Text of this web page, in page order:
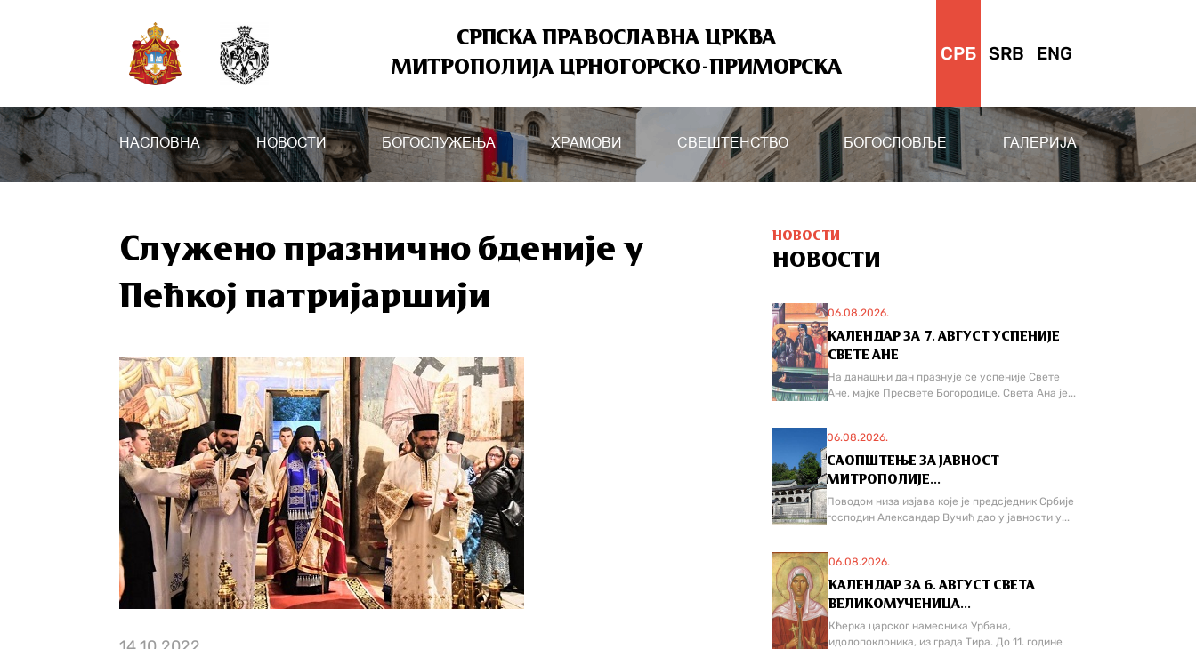
СРПСКА ПРАВОСЛАВНА ЦРКВА
МИТРОПОЛИЈА ЦРНОГОРСКО-ПРИМОРСКА
СРБ SRB ENG
НАСЛОВНА НОВОСТИ БОГОСЛУЖЕЊА ХРАМОВИ СВЕШТЕНСТВО БОГОСЛОВЉЕ ГАЛЕРИЈА
Служено празнично бденије у
Пећкој патријаршији
НОВОСТИ
НОВОСТИ
06.08.2026.
КАЛЕНДАР ЗА 7. АВГУСТ УСПЕНИЈЕ
СВЕТЕ АНЕ
На данашњи дан празнује се успеније Свете
Ане, мајке Пресвете Богородице. Света Ана је...
06.08.2026.
САОПШТЕЊЕ ЗА ЈАВНОСТ
МИТРОПОЛИЈЕ...
Поводом низа изјава које је предсједник Србије
господин Александар Вучић дао у јавности у...
06.08.2026.
КАЛЕНДАР ЗА 6. АВГУСТ СВЕТА
ВЕЛИКОМУЧЕНИЦА...
Кћерка царског намесника Урбана,
идолопоклоника, из града Тира. До 11. године